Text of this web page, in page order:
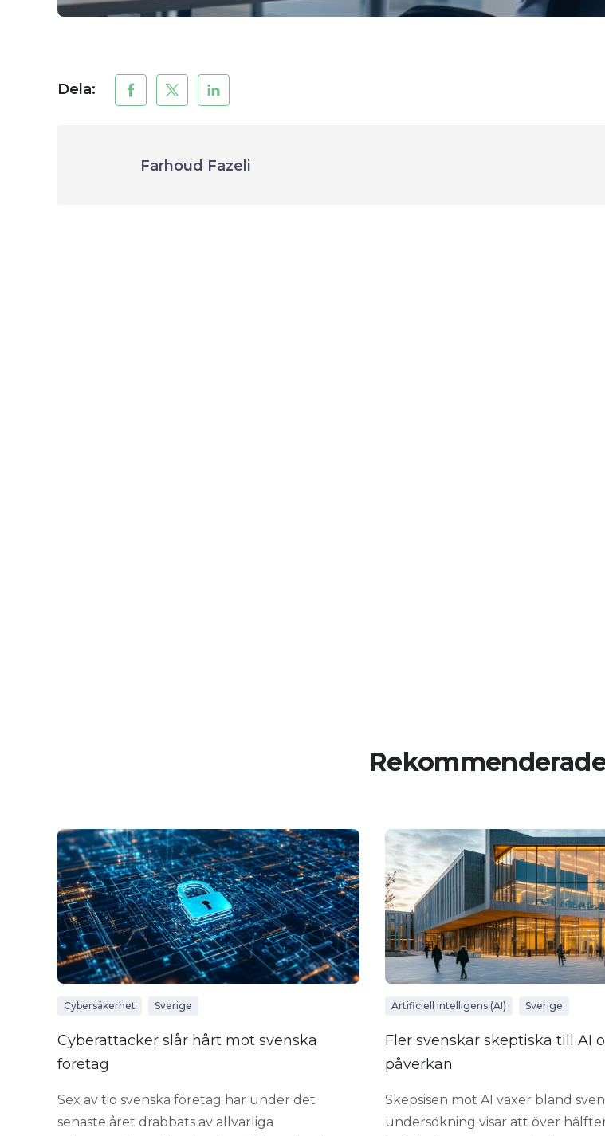
Dela:
Farhoud Fazeli
Cybersäkerhet Sverige
Cyberattacker slår hårt mot svenska
företag
Sex av tio svenska företag har under det
senaste året drabbats av allvarliga
Artificiell intelligens (AI) Sverige
Fler svenskar skeptiska till AI
påverkan
Skepsisen mot AI växer bland
undersökning visar att över